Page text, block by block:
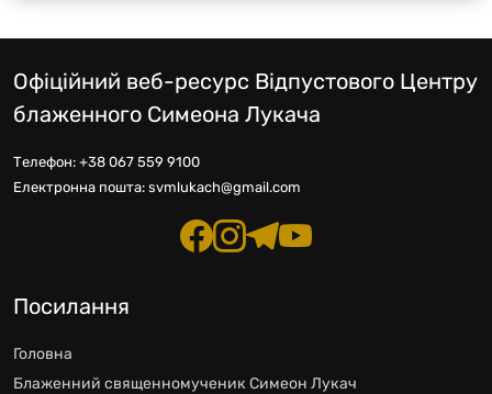
Офіційний веб-ресурс Відпустового Центру
блаженного Симеона Лукача
Телефон: +38 067 559 9100
Електронна пошта: svmlukach@gmail.com
Посилання
Головна
Блаженний священномученик Симеон Лукач